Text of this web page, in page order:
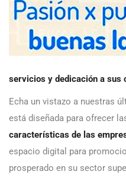
servicios y dedicación a sus
Echa un vistazo a nuestras
está diseñada para ofrecer
características de las
espacio digital para
prosperado en su sector